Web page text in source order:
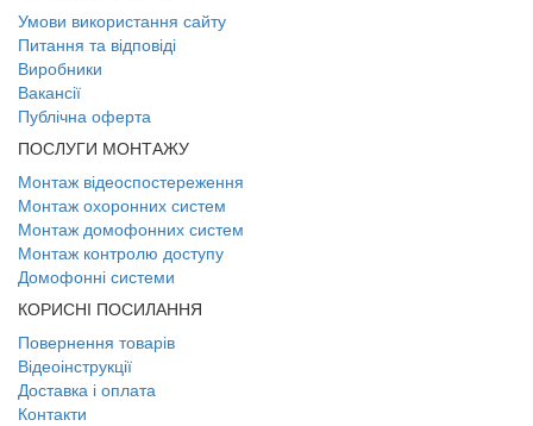
Умови використання сайту
Питання та відповіді
Виробники
Вакансії
Публічна оферта
ПОСЛУГИ МОНТАЖУ
Монтаж відеоспостереження
Монтаж охоронних систем
Монтаж домофонних систем
Монтаж контролю доступу
Домофонні системи
КОРИСНІ ПОСИЛАННЯ
Повернення товарів
Відеоінструкції
Доставка і оплата
Контакти